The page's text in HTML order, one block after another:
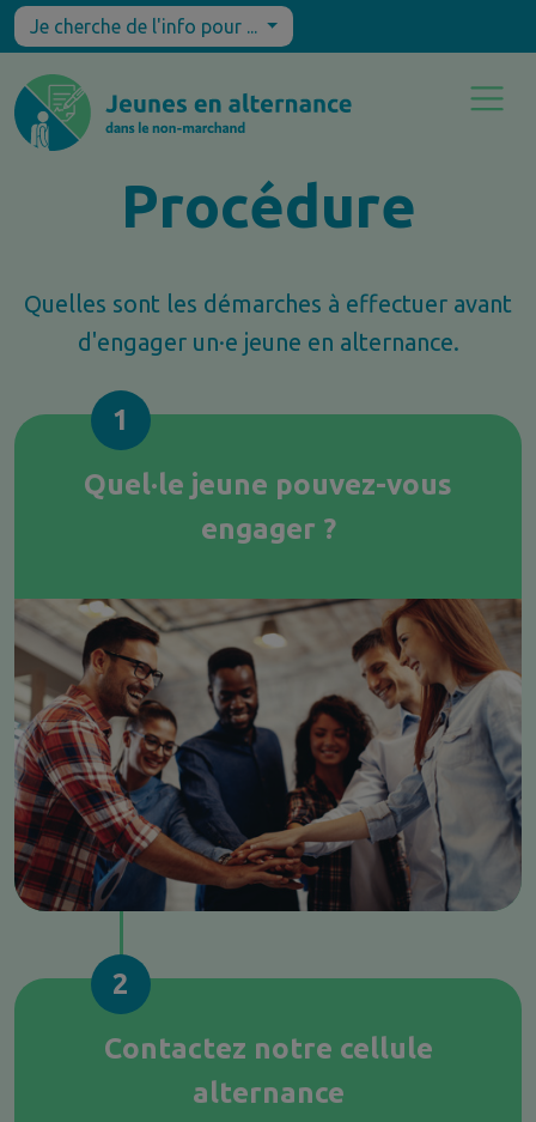
Je cherche de l'info pour ...
Procédure
Quelles sont les démarches à effectuer avant
d'engager un·e jeune en alternance.
1
Quel·le jeune pouvez-vous
engager ?
2
Contactez notre cellule
alternance